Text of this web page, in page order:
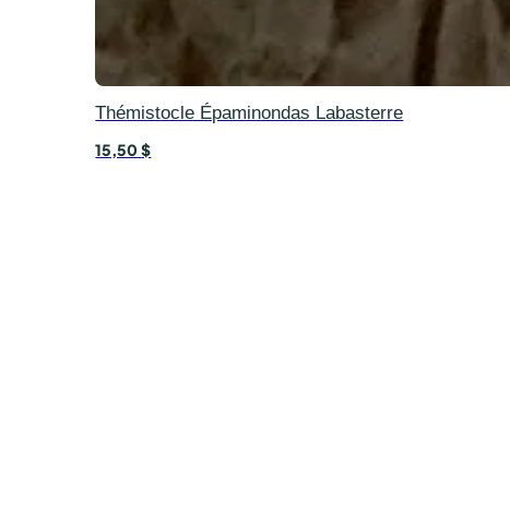
Thémistocle Épaminondas Labasterre
15,50$